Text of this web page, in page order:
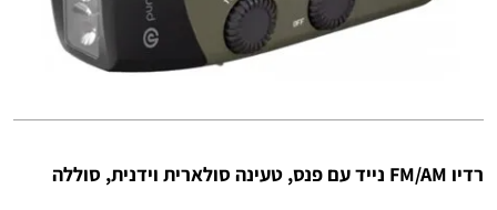
רדיו FM/AM נייד עם פנס, טעינה סולארית וידנית, סוללה